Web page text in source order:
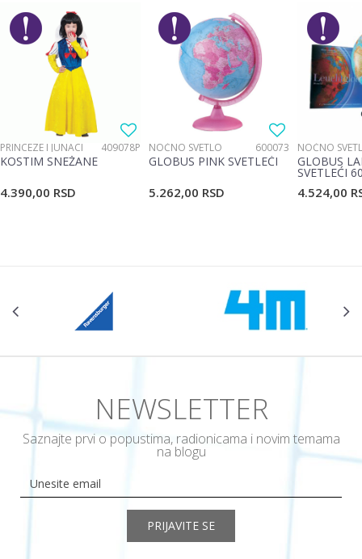
PRINCEZE I JUNACI 409078P
KOSTIM SNEŽANE
4.390,00 RSD
NOĆNO SVETLO 600073
GLOBUS PINK SVETLEĆI
5.262,00 RSD
NOĆNO
GLOBUS
SVETLEĆI
4.524,00
NEWSLETTER
Saznajte prvi o popustima, radionicama i novim temama
na blogu
PRIJAVITE SE